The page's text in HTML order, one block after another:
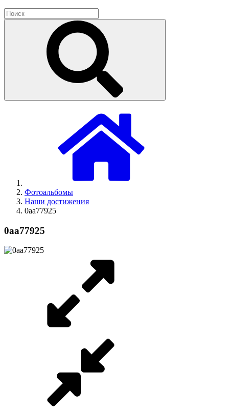
Фотоальбомы
Наши достижения
0aa77925
0aa77925